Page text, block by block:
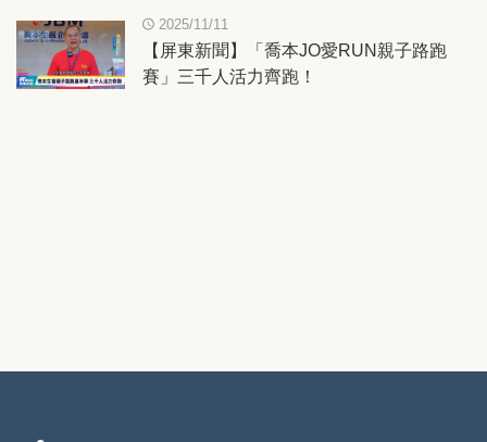
2025/11/11
【屏東新聞】「喬本JO愛RUN親子路跑
賽」三千人活力齊跑！